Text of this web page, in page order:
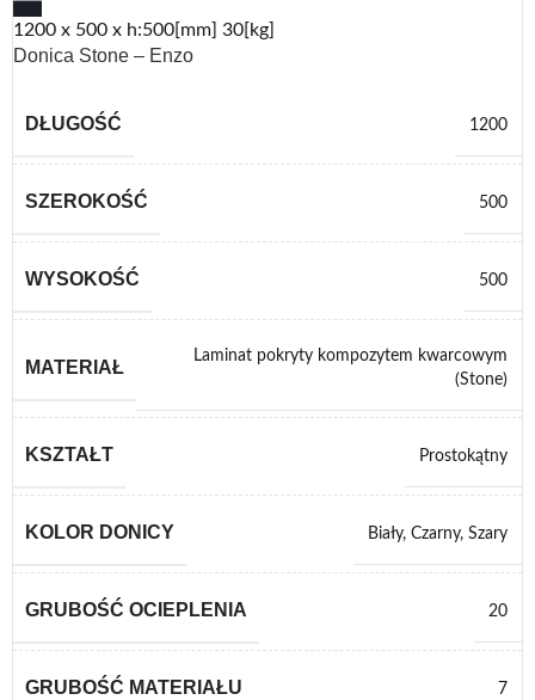
1200 x 500 x h:500[mm] 30[kg]
Donica Stone – Enzo
DŁUGOŚĆ 1200
SZEROKOŚĆ 500
WYSOKOŚĆ 500
MATERIAŁ
Laminat pokryty kompozytem kwarcowym
(Stone)
KSZTAŁT Prostokątny
KOLOR DONICY Biały, Czarny, Szary
GRUBOŚĆ OCIEPLENIA 20
GRUBOŚĆ MATERIAŁU 7